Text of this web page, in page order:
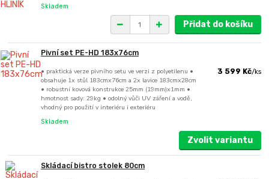
Skladem
Přidat do košíku
Pivní set PE-HD 183x76cm
• praktická verze pivního setu ve verzi z polyetilenu •
obsahuje 1x stůl 183cmx76cm a 2x lavice 183cmx28cm
• robustní kovová konstrukce 25mm (19mm)x1mm •
hmotnost sady: 29kg • odolný vůči UV záření a vodě,
vhodný pro použití v interiéru i exteriéru
3 599 Kč/ks
Skladem
Zvolit variantu
Skládací bistro stolek 80cm